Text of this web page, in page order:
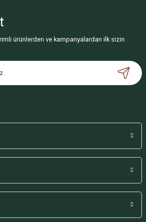
ürünlerden ve kampanyalardan ilk sizin